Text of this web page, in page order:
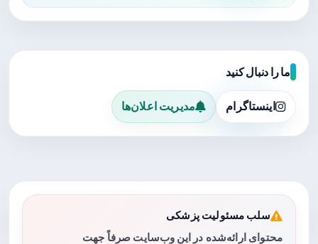
ما را دنبال کنید
اینستاگرام مدیریت اعلان‌ها
سلب مسئولیت پزشکی
محتوای ارائه‌شده در این وب‌سایت صرفاً جهت